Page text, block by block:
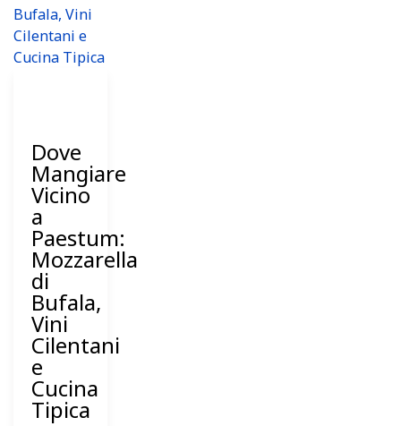
Dove
Mangiare
Vicino
a
Paestum:
Mozzarella
di
Bufala,
Vini
Cilentani
e
Cucina
Tipica